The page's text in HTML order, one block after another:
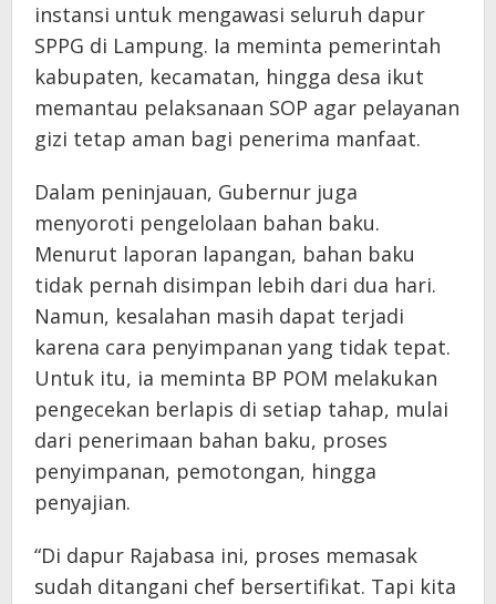
instansi untuk mengawasi seluruh dapur
SPPG di Lampung. Ia meminta pemerintah
kabupaten, kecamatan, hingga desa ikut
memantau pelaksanaan SOP agar pelayanan
gizi tetap aman bagi penerima manfaat.
Dalam peninjauan, Gubernur juga
menyoroti pengelolaan bahan baku.
Menurut laporan lapangan, bahan baku
tidak pernah disimpan lebih dari dua hari.
Namun, kesalahan masih dapat terjadi
karena cara penyimpanan yang tidak tepat.
Untuk itu, ia meminta BP POM melakukan
pengecekan berlapis di setiap tahap, mulai
dari penerimaan bahan baku, proses
penyimpanan, pemotongan, hingga
penyajian.
“Di dapur Rajabasa ini, proses memasak
sudah ditangani chef bersertifikat. Tapi kita